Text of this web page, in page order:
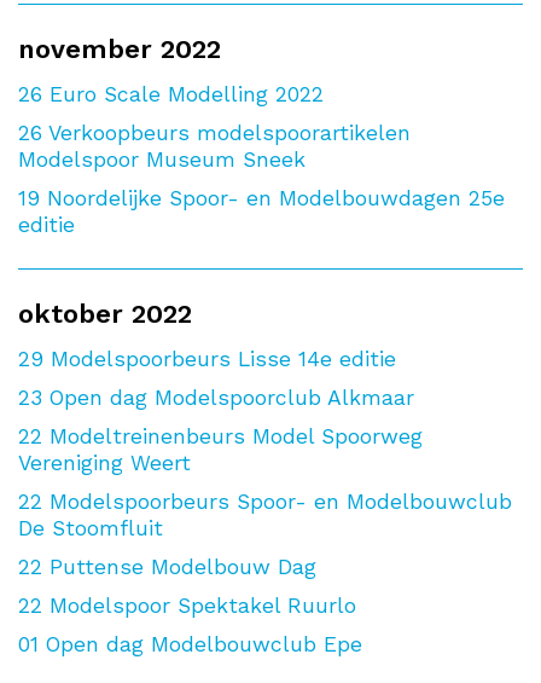
november 2022
26 Euro Scale Modelling 2022
26 Verkoopbeurs modelspoorartikelen
Modelspoor Museum Sneek
19 Noordelijke Spoor- en Modelbouwdagen 25e
editie
oktober 2022
29 Modelspoorbeurs Lisse 14e editie
23 Open dag Modelspoorclub Alkmaar
22 Modeltreinenbeurs Model Spoorweg
Vereniging Weert
22 Modelspoorbeurs Spoor- en Modelbouwclub
De Stoomfluit
22 Puttense Modelbouw Dag
22 Modelspoor Spektakel Ruurlo
01 Open dag Modelbouwclub Epe